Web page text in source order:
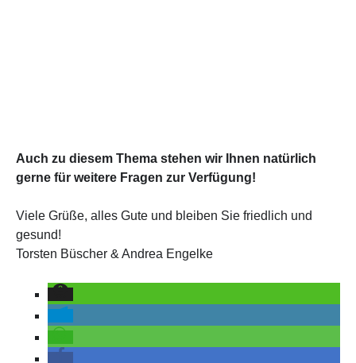
Auch zu diesem Thema stehen wir Ihnen natürlich
gerne für weitere Fragen zur Verfügung!
Viele Grüße, alles Gute und bleiben Sie friedlich und
gesund!
Torsten Büscher & Andrea Engelke